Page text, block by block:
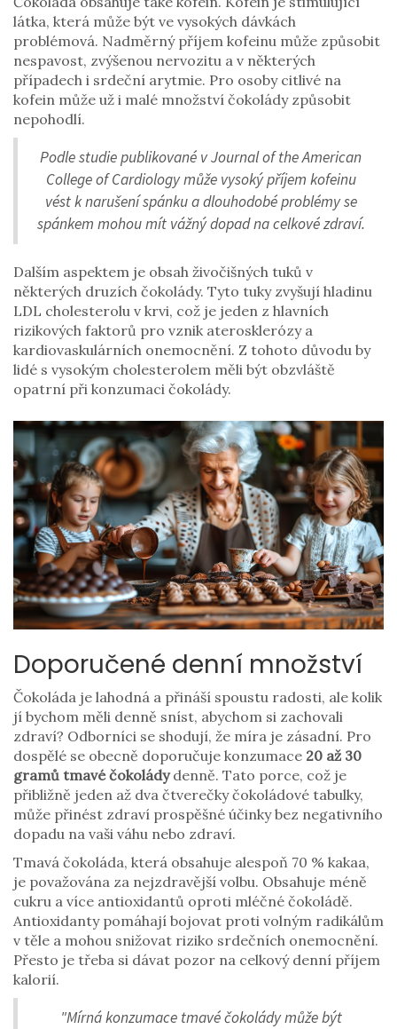
látka, která může být ve vysokých dávkách
problémová. Nadměrný příjem kofeinu může způsobit
nespavost, zvýšenou nervozitu a v některých
případech i srdeční arytmie. Pro osoby citlivé na
kofein může už i malé množství čokolády způsobit
nepohodlí.
Podle studie publikované v Journal of the American
College of Cardiology může vysoký příjem kofeinu
vést k narušení spánku a dlouhodobé problémy se
spánkem mohou mít vážný dopad na celkové zdraví.
Dalším aspektem je obsah živočišných tuků v
některých druzích čokolády. Tyto tuky zvyšují hladinu
LDL cholesterolu v krvi, což je jeden z hlavních
rizikových faktorů pro vznik aterosklerózy a
kardiovaskulárních onemocnění. Z tohoto důvodu by
lidé s vysokým cholesterolem měli být obzvláště
opatrní při konzumaci čokolády.
Doporučené denní množství
Čokoláda je lahodná a přináší spoustu radosti, ale kolik
jí bychom měli denně sníst, abychom si zachovali
zdraví? Odborníci se shodují, že míra je zásadní. Pro
dospělé se obecně doporučuje konzumace 20 až 30
gramů tmavé čokoládydenně. Tato porce, což je
přibližně jeden až dva čtverečky čokoládové tabulky,
může přinést zdraví prospěšné účinky bez negativního
dopadu na vaši váhu nebo zdraví.
Tmavá čokoláda, která obsahuje alespoň 70 % kakaa,
je považována za nejzdravější volbu. Obsahuje méně
cukru a více antioxidantů oproti mléčné čokoládě.
Antioxidanty pomáhají bojovat proti volným radikálům
v těle a mohou snižovat riziko srdečních onemocnění.
Přesto je třeba si dávat pozor na celkový denní příjem
kalorií.
"Mírná konzumace tmavé čokolády může být